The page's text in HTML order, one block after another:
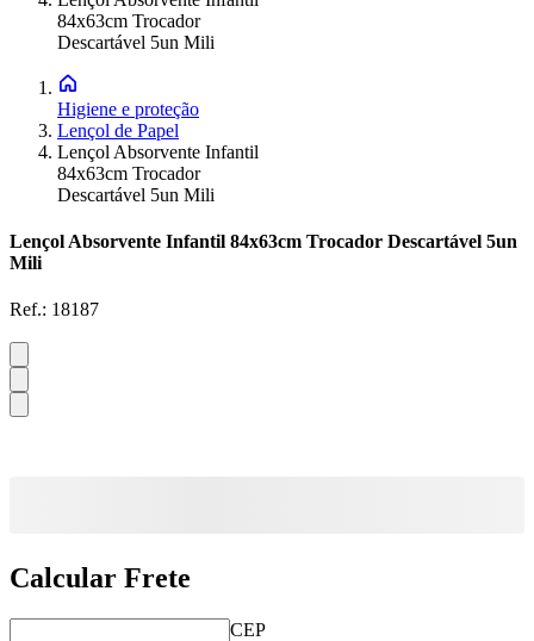
84x63cm Trocador
Descartável 5un Mili
Higiene e proteção
Lençol de Papel
Lençol Absorvente Infantil
84x63cm Trocador
Descartável 5un Mili
Lençol Absorvente Infantil 84x63cm Trocador Descartável 5un
Mili
Ref.: 18187
Calcular Frete
CEP